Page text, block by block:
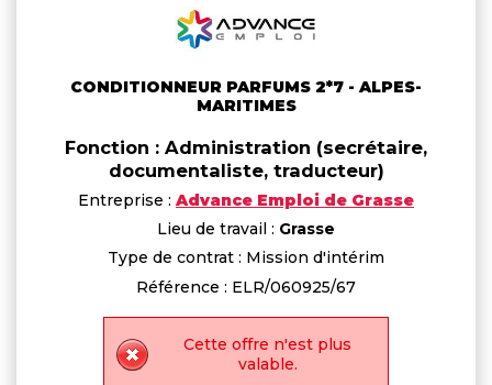
CONDITIONNEUR PARFUMS 2*7 - ALPES-
MARITIMES
Fonction : Administration (secrétaire,
documentaliste, traducteur)
Entreprise : Advance Emploi de Grasse
Lieu de travail : Grasse
Type de contrat : Mission d'intérim
Référence : ELR/060925/67
Cette offre n'est plus
valable.